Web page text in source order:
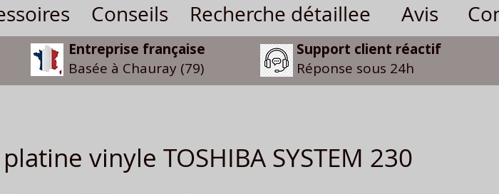
Conseils Recherche détaillee Avis
Entreprise française
Basée à Chauray (79)
Support client réactif
Réponse sous 24h
vinyle TOSHIBA SYSTEM 230